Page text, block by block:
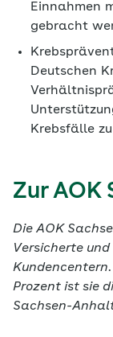
Einnahmen
gebracht
Deutschen
Krebsfälle
Zur AOK
Die AOK
Versicherte
Prozent ist sie
Sachsen-